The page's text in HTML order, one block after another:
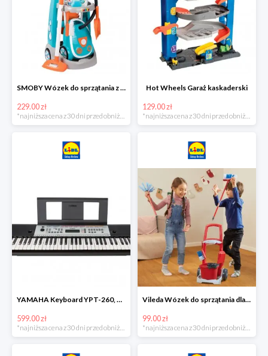
SMOBY Wózek do sprzątania z odkurzaczem
229.00 zł
Hot Wheels Garaż kaskaderski
129.00 zł
YAMAHA Keyboard YPT-260, 61 klawiszy
599.00 zł
*najniższa cena z 30 dni przed obniżką
Vileda Wózek do sprzątania dla dzieci
99.00 zł
*najniższa cena z 30 dni przed obniżką